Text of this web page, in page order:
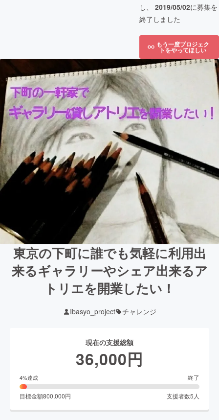
し、 2019/05/02に募集を
終了しました
もう一度プロジェク
トをやってほしい
東京の下町に誰でも気軽に利用出
来るギャラリーやシェア出来るア
トリエを開業したい！
Ibasyo_project チャレンジ
現在の支援総額
36,000円
4%達成 終了
目標金額800,000円 支援者数5 人